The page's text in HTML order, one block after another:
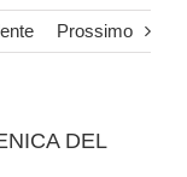
Prossimo
DEL